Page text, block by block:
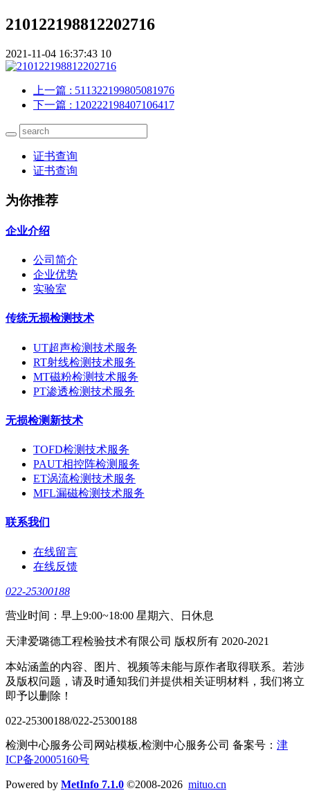
210122198812202716
2021-11-04 16:37:43 10
上一篇 : 511322199805081976
下一篇 : 120222198407106417
证书查询
证书查询
为你推荐
企业介绍
公司简介
企业优势
实验室
传统无损检测技术
UT超声检测技术服务
RT射线检测技术服务
MT磁粉检测技术服务
PT渗透检测技术服务
无损检测新技术
TOFD检测技术服务
PAUT相控阵检测服务
ET涡流检测技术服务
MFL漏磁检测技术服务
联系我们
在线留言
在线反馈
022-25300188
营业时间：早上9:00~18:00 星期六、日休息
天津爱璐德工程检验技术有限公司 版权所有 2020-2021
本站涵盖的内容、图片、视频等未能与原作者取得联系。若涉
及版权问题，请及时通知我们并提供相关证明材料，我们将立
即予以删除！
022-25300188/022-25300188
检测中心服务公司网站模板,检测中心服务公司 备案号： 津
ICP备20005160号
Powered by MetInfo 7.1.0 ©2008-2026 mituo.cn